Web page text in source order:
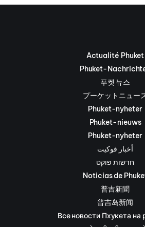
Actualité Phuket
Phuket-
푸켓 뉴스
プーケットニュー
Phuket-nyheter
Phuket-nieuws
Phuket-nyheter
أخبار فوكيت
חדשות פוקט
Noticias de
普吉新聞
普吉岛新闻
Все новости Пхукета на